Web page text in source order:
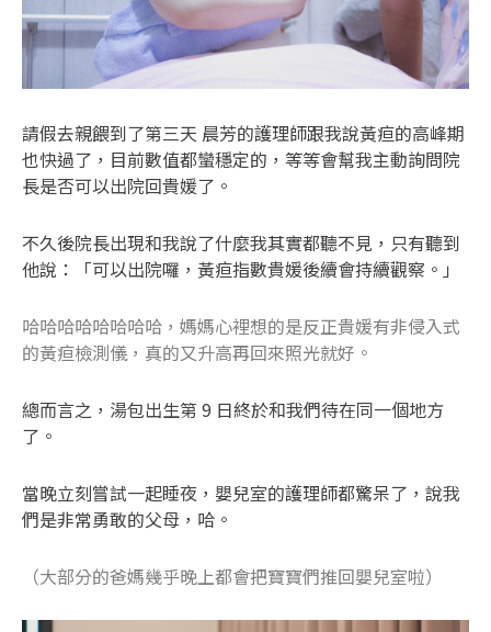
請假去親餵到了第三天 晨芳的護理師跟我說黃疸的高峰期
也快過了，目前數值都蠻穩定的，等等會幫我主動詢問院
長是否可以出院回貴媛了。
不久後院長出現和我說了什麼我其實都聽不見，只有聽到
他說：「可以出院囉，黃疸指數貴媛後續會持續觀察。」
哈哈哈哈哈哈哈哈，媽媽心裡想的是反正貴媛有非侵入式
的黃疸檢測儀，真的又升高再回來照光就好。
總而言之，湯包出生第 9 日終於和我們待在同一個地方
了。
當晚立刻嘗試一起睡夜，嬰兒室的護理師都驚呆了，說我
們是非常勇敢的父母，哈。
（大部分的爸媽幾乎晚上都會把寶寶們推回嬰兒室啦）